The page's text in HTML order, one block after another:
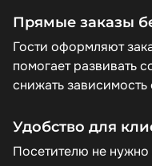
Прямые заказы
Гости оформляют
помогает развивать
снижать
Удобство для
Посетителю не нужно